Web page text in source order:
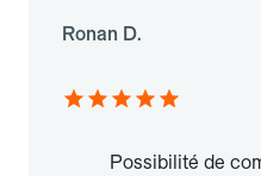
Ronan D.
Possibilité de